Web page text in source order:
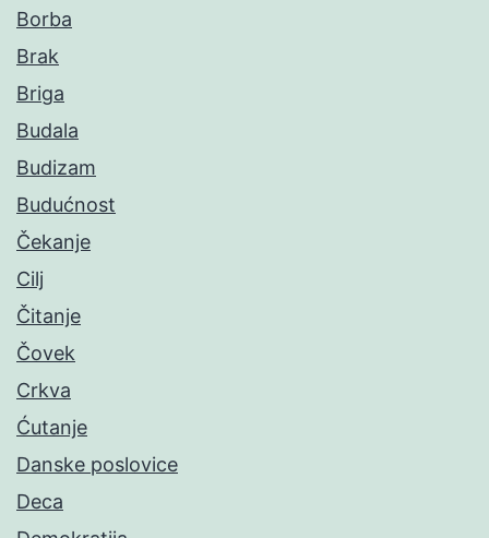
Borba
Brak
Briga
Budala
Budizam
Budućnost
Čekanje
Cilj
Čitanje
Čovek
Crkva
Ćutanje
Danske poslovice
Deca